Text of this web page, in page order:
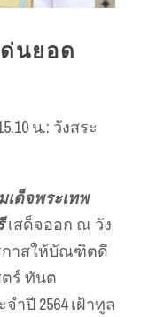
นยอด
น.: วังสระ
เด็จพระเทพ
เสด็จออก ณ วัง
กาสให้บัณฑิตดี
ร์ ทันต
ปี 2564 เฝ้าทูล